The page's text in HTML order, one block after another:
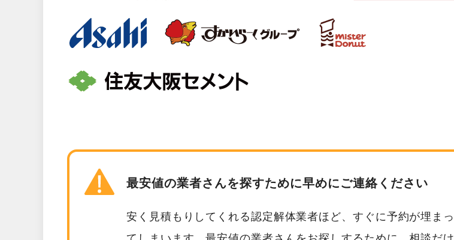
最安値の業者さんを探すために早めにご連絡ください
安く見積もりしてくれる認定解体業者ほど、すぐに予約が埋まっ